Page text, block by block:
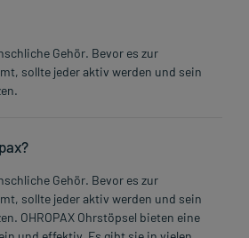
Gehör. Bevor es zur
sollte jeder aktiv werden und sein
Gehör. Bevor es zur
sollte jeder aktiv werden und sein
OHROPAX Ohrstöpsel bieten eine